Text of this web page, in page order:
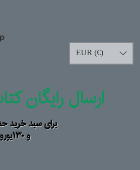
EUR (€)
ارسال رایگان
برای سبد خرید حداقل ۹۰ یورو
و ۱۳۰یورو خارج از اروپا